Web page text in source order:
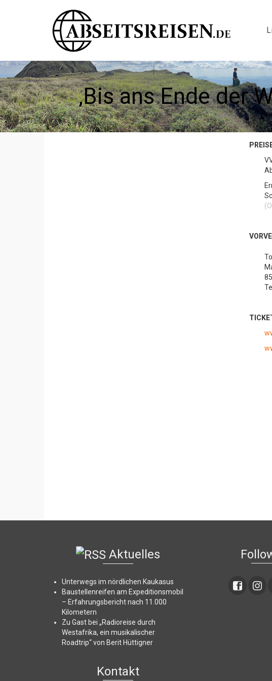
‚Bis ans Ende der
Aktuelles
Unterwegs im nördlichen Kaukasus
Baustellenreifen am Expeditionsmobil
– Erfahrungsbericht nach 11.000
Kilometern
Zu Gast bei „Radioreise durch
Westafrika, ein musikalischer
Roadtrip“ von Berit Hüttigner
Kontakt